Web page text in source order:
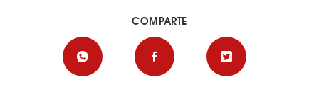
COMPARTE